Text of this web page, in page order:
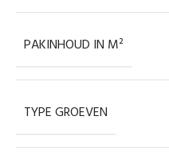
PAKINHOUD IN M²
TYPE GROEVEN